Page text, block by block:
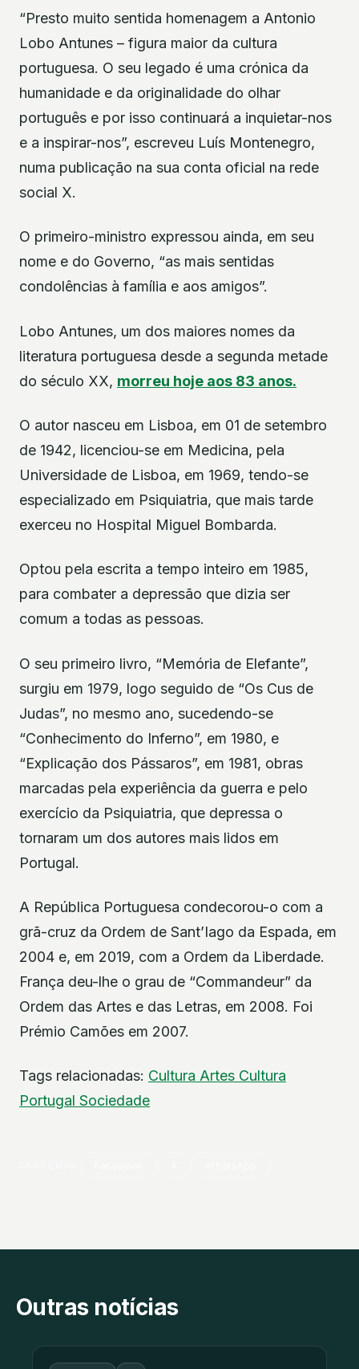
“Presto muito sentida homenagem a Antonio
Lobo Antunes – figura maior da cultura
portuguesa. O seu legado é uma crónica da
humanidade e da originalidade do olhar
português e por isso continuará a inquietar-nos
e a inspirar-nos”, escreveu Luís Montenegro,
numa publicação na sua conta oficial na rede
social X.
O primeiro-ministro expressou ainda, em seu
nome e do Governo, “as mais sentidas
condolências à família e aos amigos”.
Lobo Antunes, um dos maiores nomes da
literatura portuguesa desde a segunda metade
do século XX, morreu hoje aos 83 anos.
O autor nasceu em Lisboa, em 01 de setembro
de 1942, licenciou-se em Medicina, pela
Universidade de Lisboa, em 1969, tendo-se
especializado em Psiquiatria, que mais tarde
exerceu no Hospital Miguel Bombarda.
Optou pela escrita a tempo inteiro em 1985,
para combater a depressão que dizia ser
comum a todas as pessoas.
O seu primeiro livro, “Memória de Elefante”,
surgiu em 1979, logo seguido de “Os Cus de
Judas”, no mesmo ano, sucedendo-se
“Conhecimento do Inferno”, em 1980, e
“Explicação dos Pássaros”, em 1981, obras
marcadas pela experiência da guerra e pelo
exercício da Psiquiatria, que depressa o
tornaram um dos autores mais lidos em
Portugal.
A República Portuguesa condecorou-o com a
grã-cruz da Ordem de Sant’Iago da Espada, em
2004 e, em 2019, com a Ordem da Liberdade.
França deu-lhe o grau de “Commandeur” da
Ordem das Artes e das Letras, em 2008. Foi
Prémio Camões em 2007.
Tags relacionadas: Cultura Artes Cultura
Portugal Sociedade
Outras notícias